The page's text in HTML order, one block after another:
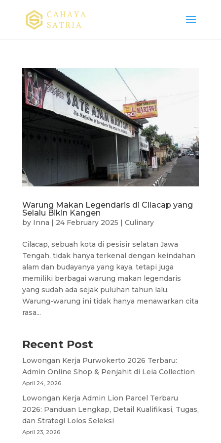
Warung Makan Legendaris di Cilacap yang
Selalu Bikin Kangen
by Inna | 24 February 2025 | Culinary
Cilacap, sebuah kota di pesisir selatan Jawa
Tengah, tidak hanya terkenal dengan keindahan
alam dan budayanya yang kaya, tetapi juga
memiliki berbagai warung makan legendaris
yang sudah ada sejak puluhan tahun lalu.
Warung-warung ini tidak hanya menawarkan cita
rasa...
Recent Post
Lowongan Kerja Purwokerto 2026 Terbaru:
Admin Online Shop & Penjahit di Leia Collection
April 24, 2026
Lowongan Kerja Admin Lion Parcel Terbaru
2026: Panduan Lengkap, Detail Kualifikasi, Tugas,
dan Strategi Lolos Seleksi
April 23, 2026